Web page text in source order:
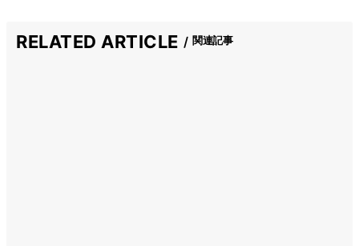
RELATED ARTICLE 関連記事